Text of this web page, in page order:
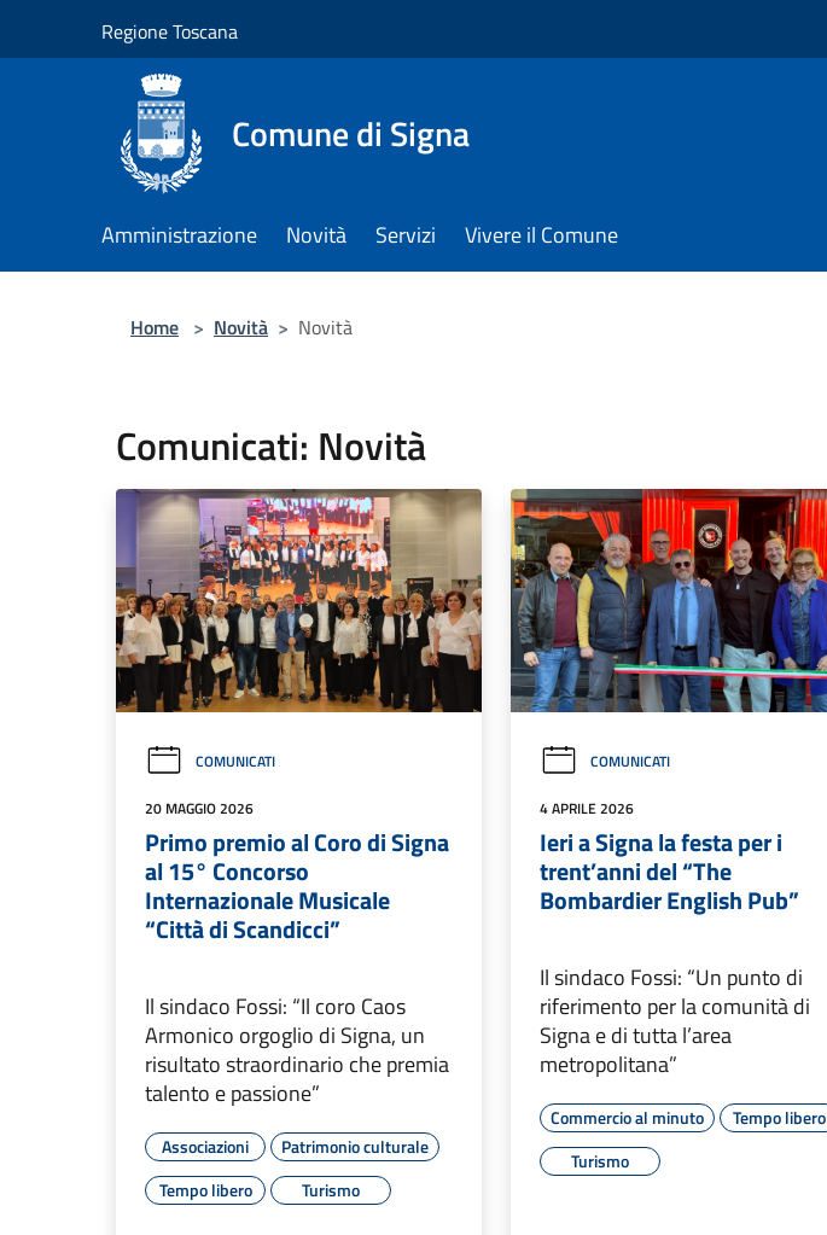
Regione Toscana
Comune di Signa
Amministrazione Novità Servizi Vivere il Comune
Home > Novità > Novità
Comunicati: Novità
COMUNICATI
20 MAGGIO 2026
Primo premio al Coro di Signa
al 15° Concorso
Internazionale Musicale
“Città di Scandicci”
Il sindaco Fossi: “Il coro Caos
Armonico orgoglio di Signa, un
risultato straordinario che premia
talento e passione”
Associazioni
Patrimonio culturale
Tempo libero
Turismo
COMUNICATI
4 APRILE 2026
Ieri a Signa la festa per i
trent’anni del “The
Bombardier English Pub”
Il sindaco Fossi: “Un punto di
riferimento per la comunità di
Signa e di tutta l’area
metropolitana”
Commercio al minuto
Tempo libero
Turismo